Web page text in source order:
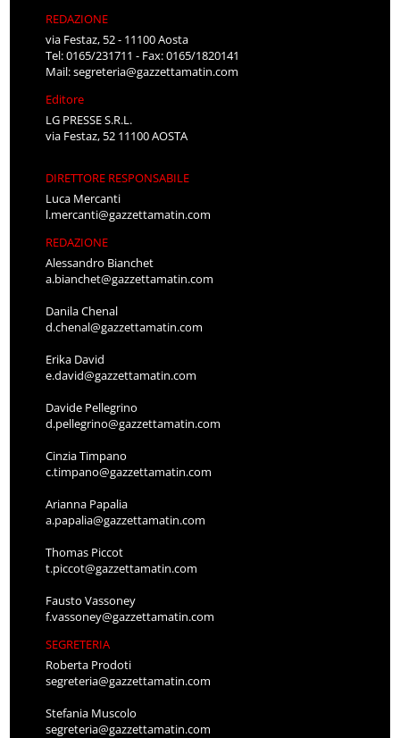
REDAZIONE
via Festaz, 52 - 11100 Aosta
Tel: 0165/231711 - Fax: 0165/1820141
Mail:segreteria@gazzettamatin.com
Editore
LG PRESSE S.R.L.
via Festaz, 52 11100 AOSTA
DIRETTORE RESPONSABILE
Luca Mercanti
l.mercanti@gazzettamatin.com
REDAZIONE
Alessandro Bianchet
a.bianchet@gazzettamatin.com
Danila Chenal
d.chenal@gazzettamatin.com
Erika David
e.david@gazzettamatin.com
Davide Pellegrino
d.pellegrino@gazzettamatin.com
Cinzia Timpano
c.timpano@gazzettamatin.com
Arianna Papalia
a.papalia@gazzettamatin.com
Thomas Piccot
t.piccot@gazzettamatin.com
Fausto Vassoney
f.vassoney@gazzettamatin.com
SEGRETERIA
Roberta Prodoti
segreteria@gazzettamatin.com
Stefania Muscolo
segreteria@gazzettamatin.com